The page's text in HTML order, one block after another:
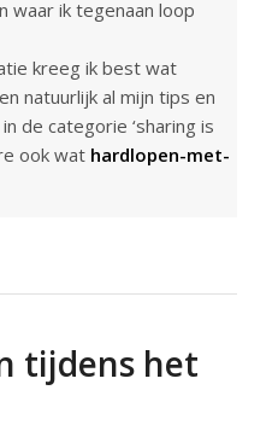
waar ik tegenaan loop
kreeg ik best wat
natuurlijk al mijn tips en
de categorie ‘sharing is
ook wat hardlopen-met-
tijdens het